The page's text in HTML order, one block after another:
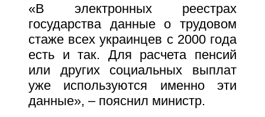
«В электронных реестрах
государства данные о трудовом
стаже всех украинцев с 2000 года
есть и так. Для расчета пенсий
или других социальных выплат
уже используются именно эти
данные», – пояснил министр.